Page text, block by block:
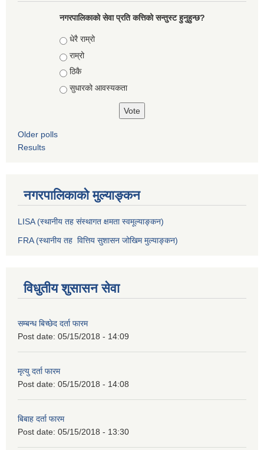
नगरपालिकाको सेवा प्रति कत्तिको सन्तुस्ट हुनुहुन्छ?
Choices
धेरै राम्रो
राम्रो
ठिकै
सुधारको आवस्यकता
Older polls
Results
नगरपालिकाको मुल्याङ्कन
LISA (स्थानीय तह संस्थागत क्षमता स्वमूल्याङ्कन)
FRA (स्थानीय तह वित्तिय सुशासन जोखिम मुल्याङ्कन)
विधुतीय शुसासन सेवा
सम्बन्ध बिच्छेद दर्ता फारम
Post date: 05/15/2018 - 14:09
मृत्यु दर्ता फारम
Post date: 05/15/2018 - 14:08
बिबाह दर्ता फारम
Post date: 05/15/2018 - 13:30